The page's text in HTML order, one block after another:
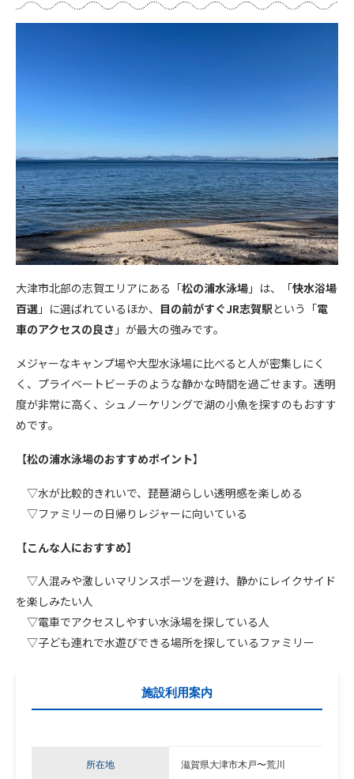
大津市北部の志賀エリアにある「松の浦水泳場 」は、「快水浴場
百選 」に選ばれているほか、 目の前がすぐJR志賀駅という「電
車のアクセスの良さ 」が最大の強みです。
メジャーなキャンプ場や大型水泳場に比べると人が密集しにく
く、プライベートビーチのような静かな時間を過ごせます。透明
度が非常に高く、シュノーケリングで湖の小魚を探すのもおすす
めです。
【松の浦水泳場のおすすめポイント】
▽水が比較的きれいで、琵琶湖らしい透明感を楽しめる
▽ファミリーの日帰りレジャーに向いている
【こんな人におすすめ】
▽人混みや激しいマリンスポーツを避け、静かにレイクサイド
を楽しみたい人
▽電車でアクセスしやすい水泳場を探している人
▽子ども連れで水遊びできる場所を探しているファミリー
施設利用案内
所在地 滋賀県大津市木戸〜荒川